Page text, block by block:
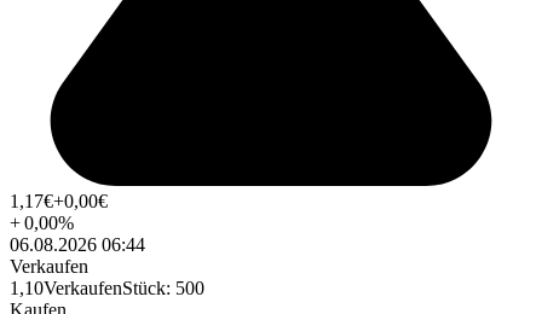
1,17€+0,00€
+0,00%
06.08.2026 06:44
Verkaufen
1,10VerkaufenStück: 500
Kaufen